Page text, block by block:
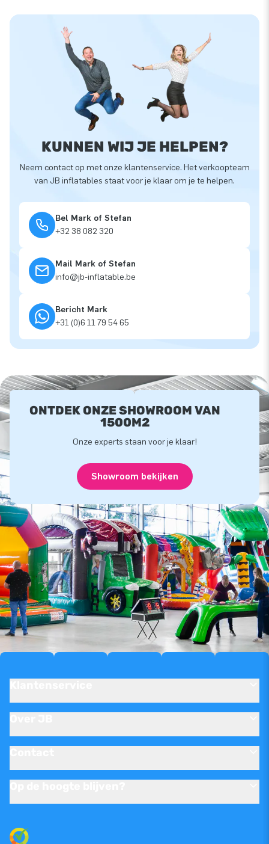
KUNNEN WIJ JE HELPEN?
Neem contact op met onze klantenservice. Het verkoopteam
van JB inflatables staat voor je klaar om je te helpen.
Bel Mark of Stefan
+32 38 082 320
Mail Mark of Stefan
info@jb-inflatable.be
Bericht Mark
+31 (0)6 11 79 54 65
ONTDEK ONZE SHOWROOM VAN
1500M2
Onze experts staan voor je klaar!
Showroom bekijken